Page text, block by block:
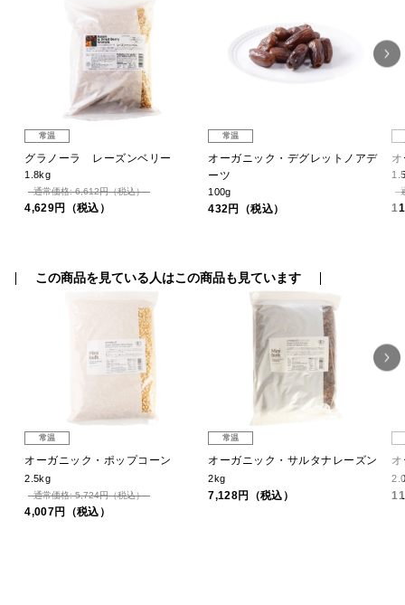
常温
グラノーラ レーズンベリー
1.8kg
通常価格: 6,612円（税込）
4,629円（税込）
常温
オーガニック・デグレットノアデ
ーツ
100g
432円（税込）
この商品を見ている人はこの商品も見ています
常温
オーガニック・ポップコーン
2.5kg
通常価格: 5,724円（税込）
4,007円（税込）
常温
オーガニック・サルタナレーズン
2kg
7,128円（税込）